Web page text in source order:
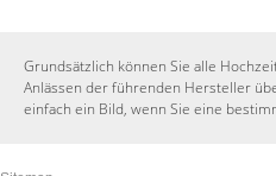
Grundsätzlich können Sie alle
Anlässen der führenden Hersteller
einfach ein Bild, wenn Sie eine